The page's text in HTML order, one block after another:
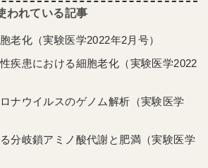
老化（実験医学2022年2月号）
疾患における細胞老化（実験医学2022
ナウイルスのゲノム解析（実験医学
分岐鎖アミノ酸代謝と肥満（実験医学